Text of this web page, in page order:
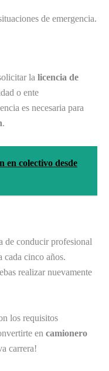
de emergencia.
la licencia de
o ente
es necesaria para
.
en colectivo desde
de conducir profesional
cada cinco años.
realizar nuevamente
los requisitos
en camionero
carrera!